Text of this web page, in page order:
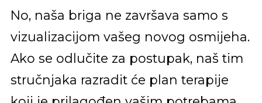
No, naša briga ne završava samo s
vizualizacijom vašeg novog osmijeha.
Ako se odlučite za postupak, naš tim
stručnjaka razradit će plan terapije